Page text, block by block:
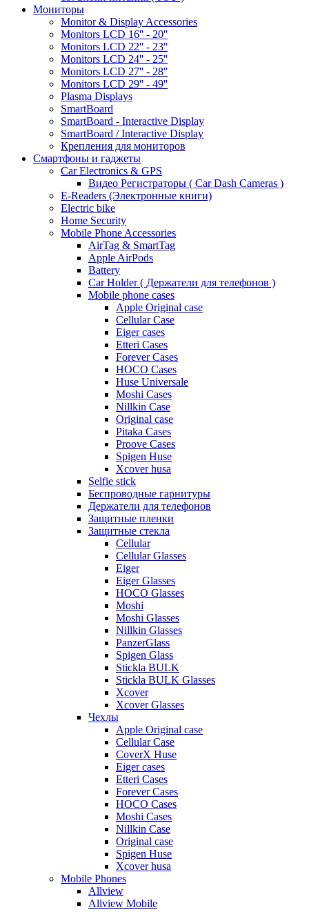
Мониторы
Monitor & Display Accessories
Monitors LCD 16'' - 20''
Monitors LCD 22'' - 23''
Monitors LCD 24'' - 25''
Monitors LCD 27'' - 28''
Monitors LCD 29'' - 49''
Plasma Displays
SmartBoard
SmartBoard - Interactive Display
SmartBoard / Interactive Display
Крепления для мониторов
Смартфоны и гаджеты
Car Electronics & GPS
Видео Регистраторы ( Car Dash Cameras )
E-Readers (Электронные книги)
Electric bike
Home Security
Mobile Phone Accessories
AirTag & SmartTag
Apple AirPods
Battery
Car Holder ( Держатели для телефонов )
Mobile phone cases
Apple Original case
Cellular Case
Eiger cases
Etteri Cases
Forever Cases
HOCO Cases
Huse Universale
Moshi Cases
Nillkin Case
Original case
Pitaka Cases
Proove Cases
Spigen Huse
Xcover husa
Selfie stick
Беспроводные гарнитуры
Держатели для телефонов
Защитные пленки
Защитные стекла
Cellular
Cellular Glasses
Eiger
Eiger Glasses
HOCO Glasses
Moshi
Moshi Glasses
Nillkin Glasses
PanzerGlass
Spigen Glass
Stickla BULK
Stickla BULK Glasses
Xcover
Xcover Glasses
Чехлы
Apple Original case
Cellular Case
CoverX Huse
Eiger cases
Etteri Cases
Forever Cases
HOCO Cases
Moshi Cases
Nillkin Case
Original case
Spigen Huse
Xcover husa
Mobile Phones
Allview
Allview Mobile